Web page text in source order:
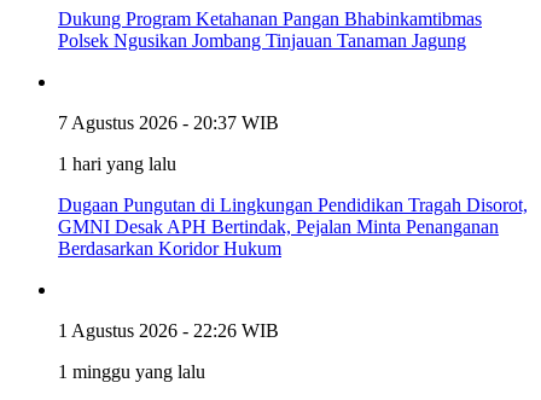
Dukung Program Ketahanan Pangan Bhabinkamtibmas
Polsek Ngusikan Jombang Tinjauan Tanaman Jagung
7 Agustus 2026 - 20:37 WIB
1 hari yang lalu
Dugaan Pungutan di Lingkungan Pendidikan Tragah Disorot,
GMNI Desak APH Bertindak, Pejalan Minta Penanganan
Berdasarkan Koridor Hukum
1 Agustus 2026 - 22:26 WIB
1 minggu yang lalu